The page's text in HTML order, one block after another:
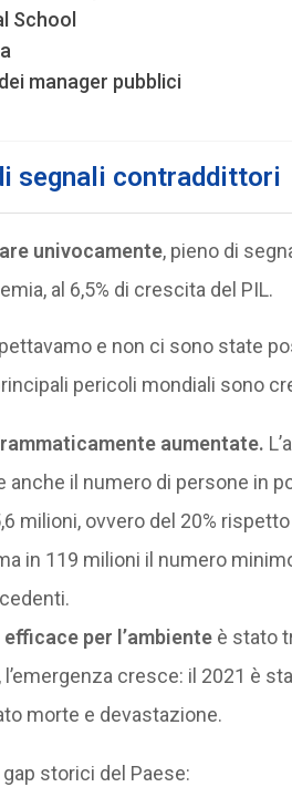
School
manager pubblici
segnali contraddittori
univocamente, pieno di
al 6,5% di crescita del PIL.
e non ci sono state
pericoli mondiali sono
aumentate.
il numero di persone in
milioni, ovvero del 20%
in 119 milioni il numero
per l’ambienteè stato
cresce: il 2021 è
morte e devastazione.
storici del Paese: